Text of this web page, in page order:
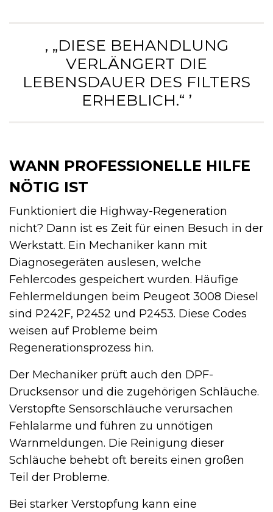
‚ „DIESE BEHANDLUNG
VERLÄNGERT DIE
LEBENSDAUER DES FILTERS
ERHEBLICH.“ ’
WANN PROFESSIONELLE HILFE
NÖTIG IST
Funktioniert die Highway-Regeneration
nicht? Dann ist es Zeit für einen Besuch in der
Werkstatt. Ein Mechaniker kann mit
Diagnosegeräten auslesen, welche
Fehlercodes gespeichert wurden. Häufige
Fehlermeldungen beim Peugeot 3008 Diesel
sind P242F, P2452 und P2453. Diese Codes
weisen auf Probleme beim
Regenerationsprozess hin.
Der Mechaniker prüft auch den DPF-
Drucksensor und die zugehörigen Schläuche.
Verstopfte Sensorschläuche verursachen
Fehlalarme und führen zu unnötigen
Warnmeldungen. Die Reinigung dieser
Schläuche behebt oft bereits einen großen
Teil der Probleme.
Bei starker Verstopfung kann eine